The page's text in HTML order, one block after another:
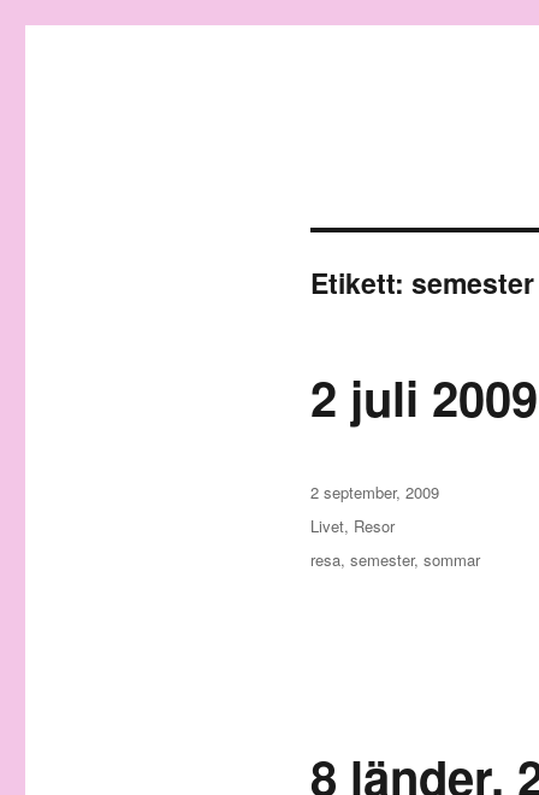
Etikett: semester
2 juli 2009
Publicerat
den
2 september, 2009
Kategorier
Livet, Resor
Etiketter
resa, semester, sommar
8 länder,